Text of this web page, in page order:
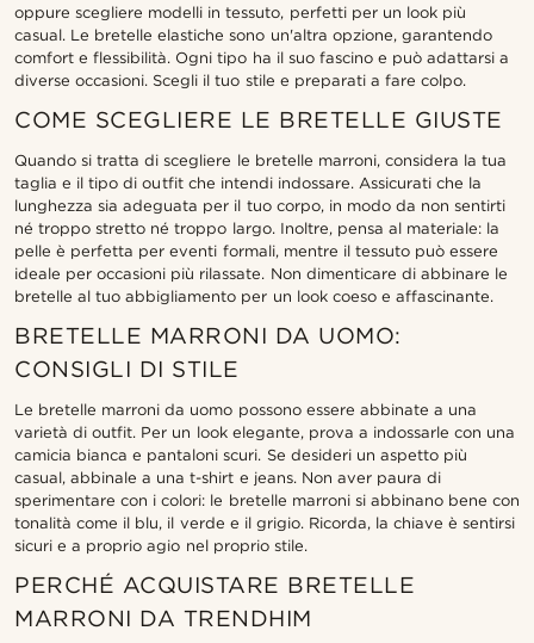
oppure scegliere modelli in tessuto, perfetti per un look più
casual. Le bretelle elastiche sono un'altra opzione, garantendo
comfort e flessibilità. Ogni tipo ha il suo fascino e può adattarsi a
diverse occasioni. Scegli il tuo stile e preparati a fare colpo.
COME SCEGLIERE LE BRETELLE GIUSTE
Quando si tratta di scegliere le bretelle marroni, considera la tua
taglia e il tipo di outfit che intendi indossare. Assicurati che la
lunghezza sia adeguata per il tuo corpo, in modo da non sentirti
né troppo stretto né troppo largo. Inoltre, pensa al materiale: la
pelle è perfetta per eventi formali, mentre il tessuto può essere
ideale per occasioni più rilassate. Non dimenticare di abbinare le
bretelle al tuo abbigliamento per un look coeso e affascinante.
BRETELLE MARRONI DA UOMO:
CONSIGLI DI STILE
Le bretelle marroni da uomo possono essere abbinate a una
varietà di outfit. Per un look elegante, prova a indossarle con una
camicia bianca e pantaloni scuri. Se desideri un aspetto più
casual, abbinale a una t-shirt e jeans. Non aver paura di
sperimentare con i colori: le bretelle marroni si abbinano bene con
tonalità come il blu, il verde e il grigio. Ricorda, la chiave è sentirsi
sicuri e a proprio agio nel proprio stile.
PERCHÉ ACQUISTARE BRETELLE
MARRONI DA TRENDHIM